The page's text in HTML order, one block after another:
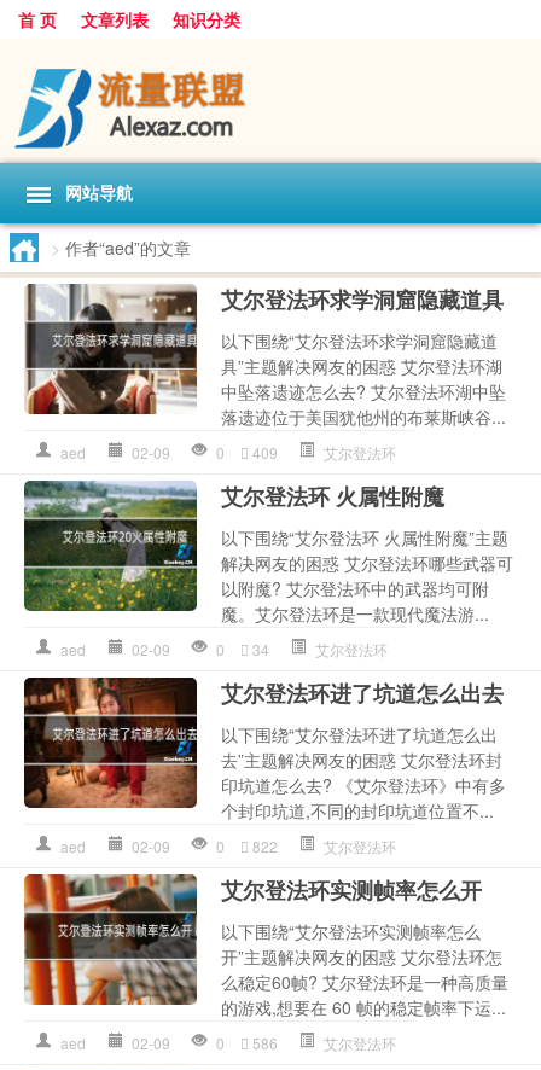
首 页 文章列表 知识分类
网站导航
> 作者“aed”的文章
艾尔登法环求学洞窟隐藏道具
以下围绕“艾尔登法环求学洞窟隐藏道
具”主题解决网友的困惑 艾尔登法环湖
中坠落遗迹怎么去? 艾尔登法环湖中坠
落遗迹位于美国犹他州的布莱斯峡谷...
aed 02-09 0 409 艾尔登法环
艾尔登法环 火属性附魔
以下围绕“艾尔登法环 火属性附魔”主题
解决网友的困惑 艾尔登法环哪些武器可
以附魔? 艾尔登法环中的武器均可附
魔。艾尔登法环是一款现代魔法游...
aed 02-09 0 34 艾尔登法环
艾尔登法环进了坑道怎么出去
以下围绕“艾尔登法环进了坑道怎么出
去”主题解决网友的困惑 艾尔登法环封
印坑道怎么去? 《艾尔登法环》中有多
个封印坑道,不同的封印坑道位置不...
aed 02-09 0 822 艾尔登法环
艾尔登法环实测帧率怎么开
以下围绕“艾尔登法环实测帧率怎么
开”主题解决网友的困惑 艾尔登法环怎
么稳定60帧? 艾尔登法环是一种高质量
的游戏,想要在 60 帧的稳定帧率下运...
aed 02-09 0 586 艾尔登法环